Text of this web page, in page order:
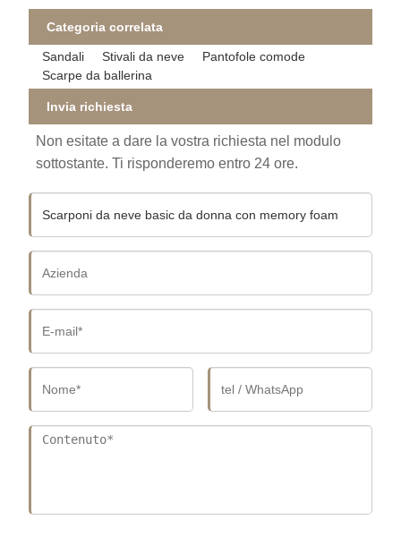
Categoria correlata
Sandali Stivali da neve
Pantofole comode
Scarpe da ballerina
Invia richiesta
Non esitate a dare la vostra richiesta nel modulo
sottostante. Ti risponderemo entro 24 ore.